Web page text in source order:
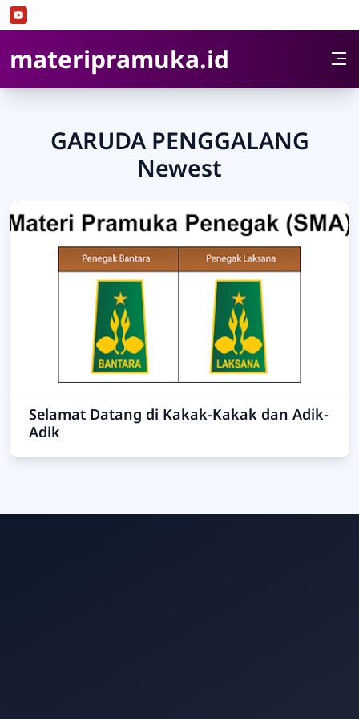
Skip to Content
materipramuka.id
GARUDA PENGGALANG
Newest
Selamat Datang di Kakak-Kakak dan Adik-
Adik